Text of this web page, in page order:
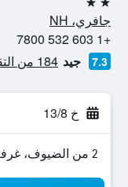
2 نجمتين
جافري، NH
+1 603 532 7800
7.3 جيد 184 من التقييمات تم التحقق منها
خ 13/8
2 من الضيوف، غرفة واحدة